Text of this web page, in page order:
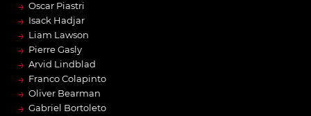
→ Oscar Piastri
→ Isack Hadjar
→ Liam Lawson
→ Pierre Gasly
→ Arvid Lindblad
→ Franco Colapinto
→ Oliver Bearman
→ Gabriel Bortoleto